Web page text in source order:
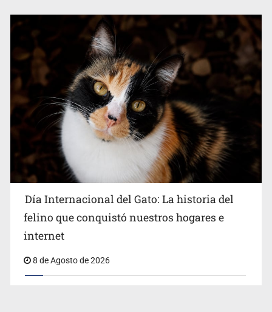
Día Internacional del Gato: La historia del
felino que conquistó nuestros hogares e
internet
8 de Agosto de 2026